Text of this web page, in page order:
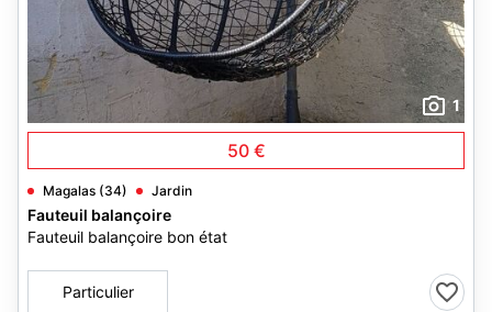
1
50 €
Magalas (34) Jardin
Fauteuil balançoire
Fauteuil balançoire bon état
Particulier